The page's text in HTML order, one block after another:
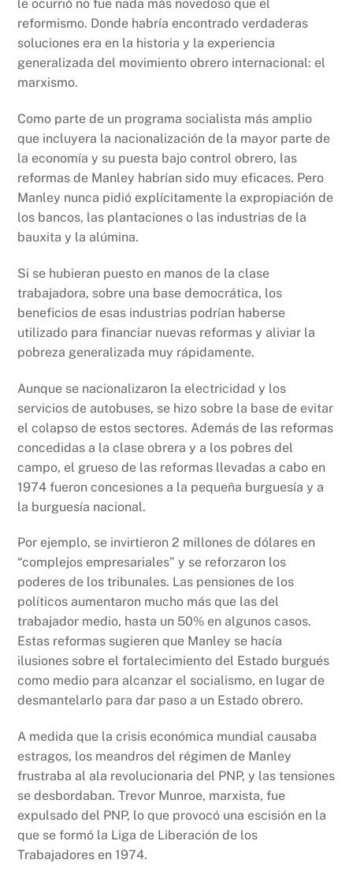
le ocurrió no fue nada más novedoso que el
reformismo. Donde habría encontrado verdaderas
soluciones era en la historia y la experiencia
generalizada del movimiento obrero internacional: el
marxismo.
Como parte de un programa socialista más amplio
que incluyera la nacionalización de la mayor parte de
la economía y su puesta bajo control obrero, las
reformas de Manley habrían sido muy eficaces. Pero
Manley nunca pidió explícitamente la expropiación de
los bancos, las plantaciones o las industrias de la
bauxita y la alúmina.
Si se hubieran puesto en manos de la clase
trabajadora, sobre una base democrática, los
beneficios de esas industrias podrían haberse
utilizado para financiar nuevas reformas y aliviar la
pobreza generalizada muy rápidamente.
Aunque se nacionalizaron la electricidad y los
servicios de autobuses, se hizo sobre la base de evitar
el colapso de estos sectores. Además de las reformas
concedidas a la clase obrera y a los pobres del
campo, el grueso de las reformas llevadas a cabo en
1974 fueron concesiones a la pequeña burguesía y a
la burguesía nacional.
Por ejemplo, se invirtieron 2 millones de dólares en
“complejos empresariales” y se reforzaron los
poderes de los tribunales. Las pensiones de los
políticos aumentaron mucho más que las del
trabajador medio, hasta un 50% en algunos casos.
Estas reformas sugieren que Manley se hacía
ilusiones sobre el fortalecimiento del Estado burgués
como medio para alcanzar el socialismo, en lugar de
desmantelarlo para dar paso a un Estado obrero.
A medida que la crisis económica mundial causaba
estragos, los meandros del régimen de Manley
frustraba al ala revolucionaria del PNP, y las tensiones
se desbordaban. Trevor Munroe, marxista, fue
expulsado del PNP, lo que provocó una escisión en la
que se formó la Liga de Liberación de los
Trabajadores en 1974.